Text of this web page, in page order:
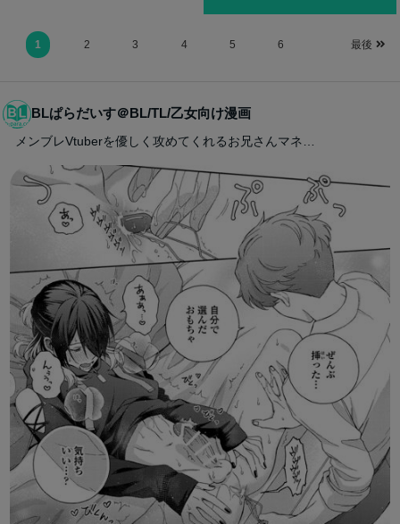
1 2 3 4 5 6 最後
BLぱらだいす＠BL/TL/乙女向け漫画
メンブレVtuberを優しく攻めてくれるお兄さんマネ…